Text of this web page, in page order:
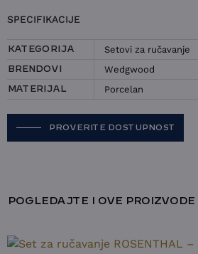
SPECIFIKACIJE
KATEGORIJA Setovi za ručavanje
BRENDOVI Wedgwood
MATERIJAL Porcelan
PROVERITE DOSTUPNOST
POGLEDAJTE I OVE PROIZVODE